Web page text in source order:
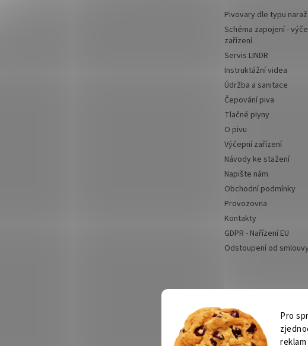
Pro
Pivovary dle typu
Schéma zapojení -
zařízení
Servis LINDR
Instruktážní videa
Údržba a sanitace
Čepování piva
Tlačné plyny
O pivu
Výčepní zařízení
Návody ke stažení
Napište nám
Obchodní podmínky
Provozovna
Kontakty
GDPR - Nařízení EU
Odstoupení od smlouvy
Výčepní